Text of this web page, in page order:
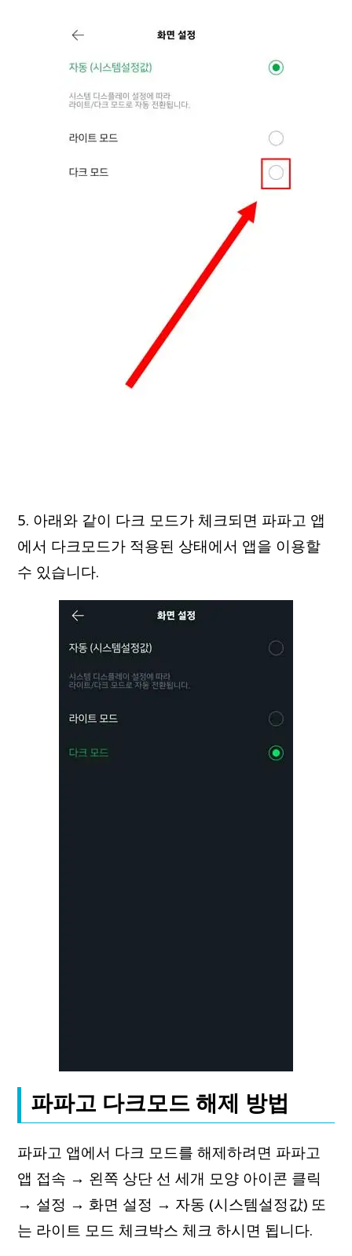
5. 아래와 같이 다크 모드가 체크되면 파파고 앱
에서 다크모드가 적용된 상태에서 앱을 이용할
수 있습니다.
파파고 다크모드 해제 방법
파파고 앱에서 다크 모드를 해제하려면 파파고
앱 접속 → 왼쪽 상단 선 세개 모양 아이콘 클릭
→ 설정 → 화면 설정 → 자동 (시스템설정값) 또
는 라이트 모드 체크박스 체크 하시면 됩니다.